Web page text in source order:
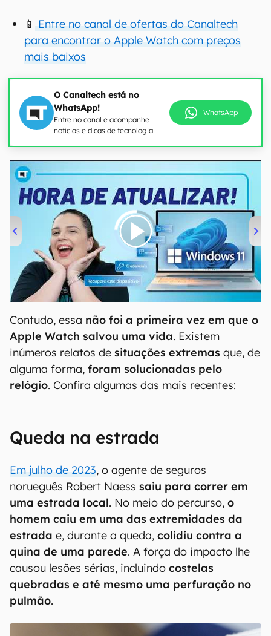
📱 Entre no canal de ofertas do Canaltech
para encontrar o Apple Watch com preços
mais baixos
O Canaltech está no
WhatsApp!
Entre no canal e acompanhe
notícias e dicas de tecnologia
WhatsApp
00:00 04:52
Contudo, essa não foi a primeira vez em que o
Apple Watch salvou uma vida. Existem
inúmeros relatos de situações extremas que, de
alguma forma, foram solucionadas pelo
relógio. Confira algumas das mais recentes:
Queda na estrada
Em julho de 2023, o agente de seguros
norueguês Robert Naess saiu para correr em
uma estrada local. No meio do percurso, o
homem caiu em uma das extremidades da
estrada e, durante a queda, colidiu contra a
quina de uma parede. A força do impacto lhe
causou lesões sérias, incluindo costelas
quebradas e até mesmo uma perfuração no
pulmão.